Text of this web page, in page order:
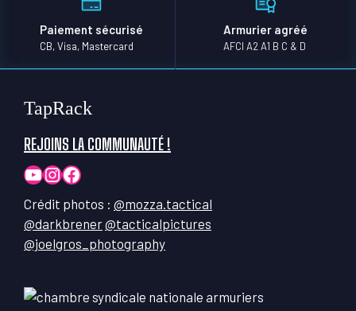
Paiement sécurisé
CB, Visa, Mastercard
Armurier agréé
AFCI A2 A1 B C & D
TapRack
REJOINS LA COMMUNAUTÉ !
YouTube
Instagram
Facebook
Crédit photos : @mozza.tactical
@darkbrener@tacticalpictures
@joelgros_photography